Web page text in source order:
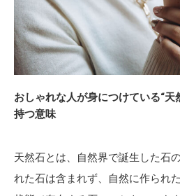
おしゃれな人が身につけている“天
持つ意味
天然石とは、自然界で誕生した石
れた石は含まれず、自然に作られ